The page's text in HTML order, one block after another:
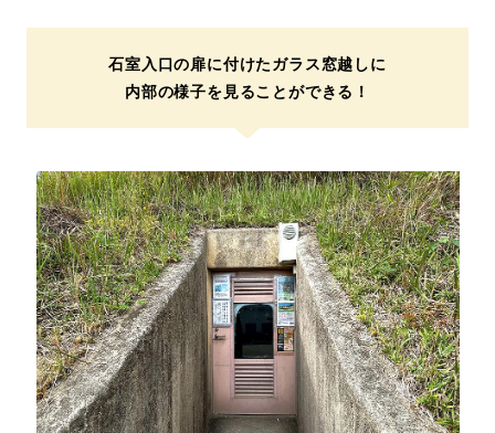
石室入口の扉に付けたガラス窓越しに
内部の様子を見ることができる！